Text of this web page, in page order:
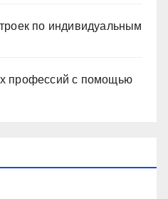
по индивидуальным
профессий с помощью